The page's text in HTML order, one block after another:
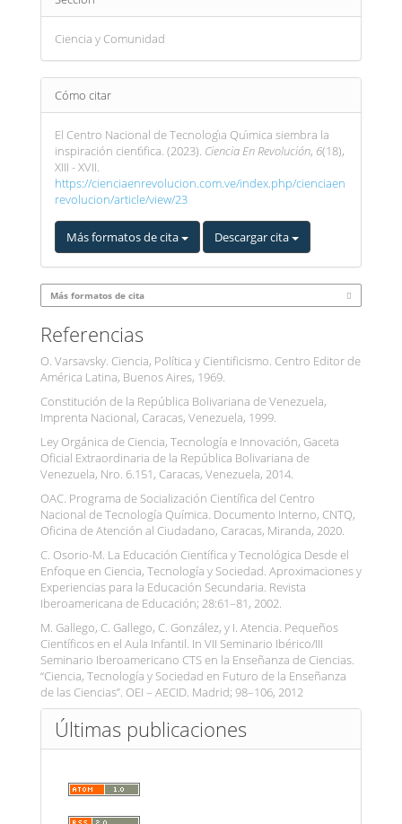
Ciencia y Comunidad
Cómo citar
El Centro Nacional de Tecnologı́a Quı́mica siembra la
inspiración cientı́fica. (2023). Ciencia En Revolución, 6(18),
XIII - XVII.
https://cienciaenrevolucion.com.ve/index.php/cienciaen
revolucion/article/view/23
Más formatos de cita Descargar cita
Más formatos de cita
Referencias
O. Varsavsky. Ciencia, Política y Cientificismo. Centro Editor de
América Latina, Buenos Aires, 1969.
Constitución de la República Bolivariana de Venezuela,
Imprenta Nacional, Caracas, Venezuela, 1999.
Ley Orgánica de Ciencia, Tecnología e Innovación, Gaceta
Oficial Extraordinaria de la República Bolivariana de
Venezuela, Nro. 6.151, Caracas, Venezuela, 2014.
OAC. Programa de Socialización Científica del Centro
Nacional de Tecnología Química. Documento Interno, CNTQ,
Oficina de Atención al Ciudadano, Caracas, Miranda, 2020.
C. Osorio-M. La Educación Científica y Tecnológica Desde el
Enfoque en Ciencia, Tecnología y Sociedad. Aproximaciones y
Experiencias para la Educación Secundaria. Revista
Iberoamericana de Educación; 28:61–81, 2002.
M. Gallego, C. Gallego, C. González, y I. Atencia. Pequeños
Científicos en el Aula Infantil. In VII Seminario Ibérico/III
Seminario Iberoamericano CTS en la Enseñanza de Ciencias.
“Ciencia, Tecnología y Sociedad en Futuro de la Enseñanza
de las Ciencias”. OEI – AECID. Madrid; 98–106, 2012
Últimas publicaciones